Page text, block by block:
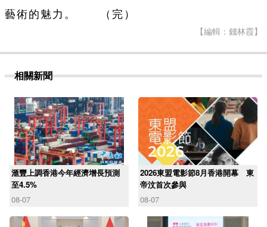
藝術的魅力。 （完）
【編輯：錢林霞】
相關新聞
滙豐上調香港今年經濟增長預測
至4.5%
08-07
2026東盟電影節8月香港開幕 東
帝汶首次參與
08-07